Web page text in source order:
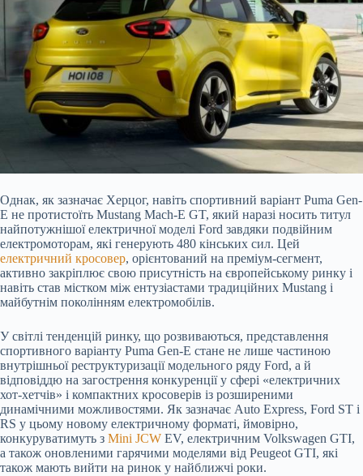
Однак, як зазначає Херцог, навіть спортивний варіант Puma Gen-
E не протистоїть Mustang Mach-E GT, який наразі носить титул
найпотужнішої електричної моделі Ford завдяки подвійним
електромоторам, які генерують 480 кінських сил. Цей
електричний кросовер, орієнтований на преміум-сегмент,
активно закріплює свою присутність на європейському ринку і
навіть став містком між ентузіастами традиційних Mustang і
майбутнім поколінням електромобілів.
У світлі тенденцій ринку, що розвиваються, представлення
спортивного варіанту Puma Gen-E стане не лише частиною
внутрішньої реструктуризації модельного ряду Ford, а й
відповіддю на загострення конкуренції у сфері «електричних
хот-хетчів» і компактних кросоверів із розширеними
динамічними можливостями. Як зазначає Auto Express, Ford ST і
RS у цьому новому електричному форматі, ймовірно,
конкуруватимуть з Mini JCW EV, електричним Volkswagen GTI,
а також оновленими гарячими моделями від Peugeot GTI, які
також мають вийти на ринок у найближчі роки.